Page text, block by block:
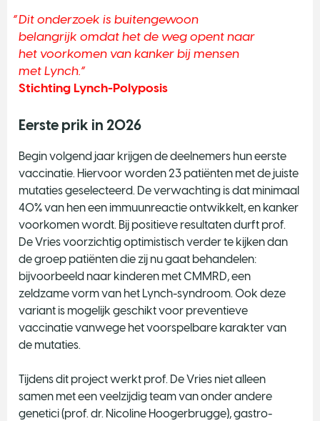
Dit onderzoek is buitengewoon
belangrijk omdat het de weg opent naar
het voorkomen van kanker bij mensen
met Lynch.
Stichting Lynch-Polyposis
Eerste prik in 2026
Begin volgend jaar krijgen de deelnemers hun eerste
vaccinatie. Hiervoor worden 23 patiënten met de juiste
mutaties geselecteerd. De verwachting is dat minimaal
40% van hen een immuunreactie ontwikkelt, en kanker
voorkomen wordt. Bij positieve resultaten durft prof.
De Vries voorzichtig optimistisch verder te kijken dan
de groep patiënten die zij nu gaat behandelen:
bijvoorbeeld naar kinderen met CMMRD, een
zeldzame vorm van het Lynch-syndroom. Ook deze
variant is mogelijk geschikt voor preventieve
vaccinatie vanwege het voorspelbare karakter van
de mutaties.
Tijdens dit project werkt prof. De Vries niet alleen
samen met een veelzijdig team van onder andere
genetici (prof. dr. Nicoline Hoogerbrugge), gastro-